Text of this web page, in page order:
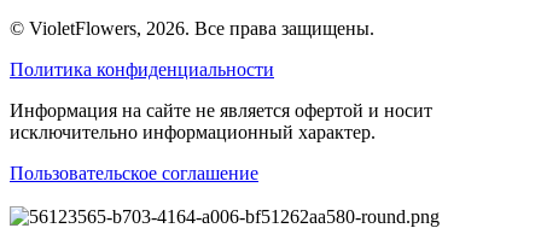
© VioletFlowers, 2026. Все права защищены.
Политика конфиденциальности
Информация на сайте не является офертой и носит
исключительно информационный характер.
Пользовательское соглашение